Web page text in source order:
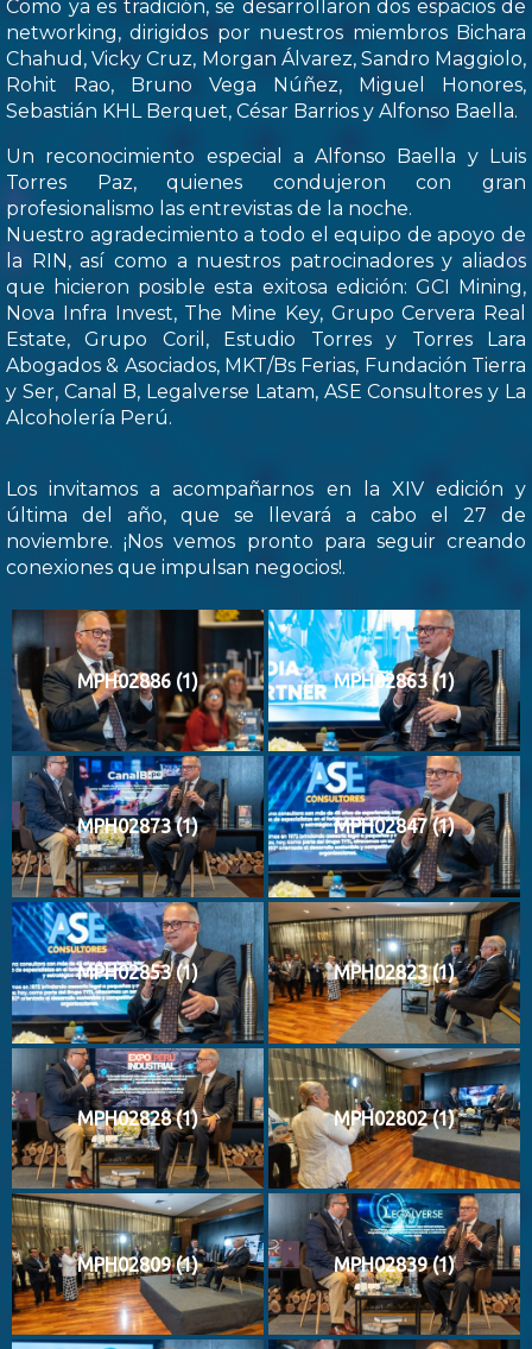
Como ya es tradición, se desarrollaron dos espacios de
networking, dirigidos por nuestros miembros Bichara
Chahud, Vicky Cruz, Morgan Álvarez, Sandro Maggiolo,
Rohit Rao, Bruno Vega Núñez, Miguel Honores,
Sebastián KHL Berquet, César Barrios y Alfonso Baella.
Un reconocimiento especial a Alfonso Baella y Luis
Torres Paz, quienes condujeron con gran
profesionalismo las entrevistas de la noche.
Nuestro agradecimiento a todo el equipo de apoyo de
la RIN, así como a nuestros patrocinadores y aliados
que hicieron posible esta exitosa edición: GCI Mining,
Nova Infra Invest, The Mine Key, Grupo Cervera Real
Estate, Grupo Coril, Estudio Torres y Torres Lara
Abogados & Asociados, MKT/Bs Ferias, Fundación Tierra
y Ser, Canal B, Legalverse Latam, ASE Consultores y La
Alcoholería Perú.
Los invitamos a acompañarnos en la XIV edición y
última del año, que se llevará a cabo el 27 de
noviembre. ¡Nos vemos pronto para seguir creando
conexiones que impulsan negocios!.
MPH02886 (1) MPH02863 (1)
MPH02873 (1) MPH02847 (1)
MPH02853 (1) MPH02823 (1)
MPH02828 (1) MPH02802 (1)
MPH02809 (1) MPH02839 (1)